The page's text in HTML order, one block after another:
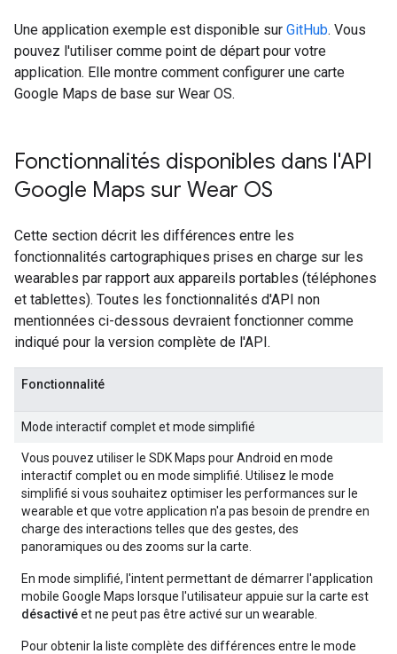
Une application exemple est disponible sur GitHub. Vous
pouvez l'utiliser comme point de départ pour votre
application. Elle montre comment configurer une carte
Google Maps de base sur Wear OS.
Fonctionnalités disponibles dans l'API
Google Maps sur Wear OS
Cette section décrit les différences entre les
fonctionnalités cartographiques prises en charge sur les
wearables par rapport aux appareils portables (téléphones
et tablettes). Toutes les fonctionnalités d'API non
mentionnées ci-dessous devraient fonctionner comme
indiqué pour la version complète de l'API.
Fonctionnalité
Mode interactif complet et mode simplifié
Vous pouvez utiliser le SDK Maps pour Android en mode
interactif complet ou en mode simplifié. Utilisez le mode
simplifié si vous souhaitez optimiser les performances sur le
wearable et que votre application n'a pas besoin de prendre en
charge des interactions telles que des gestes, des
panoramiques ou des zooms sur la carte.
En mode simplifié, l'intent permettant de démarrer l'application
mobile Google Maps lorsque l'utilisateur appuie sur la carte est
désactivéet ne peut pas être activé sur un wearable.
Pour obtenir la liste complète des différences entre le mode